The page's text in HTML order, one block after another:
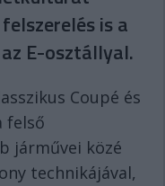
is a
E-osztállyal.
Coupé és
felső
járművei közé
technikájával,